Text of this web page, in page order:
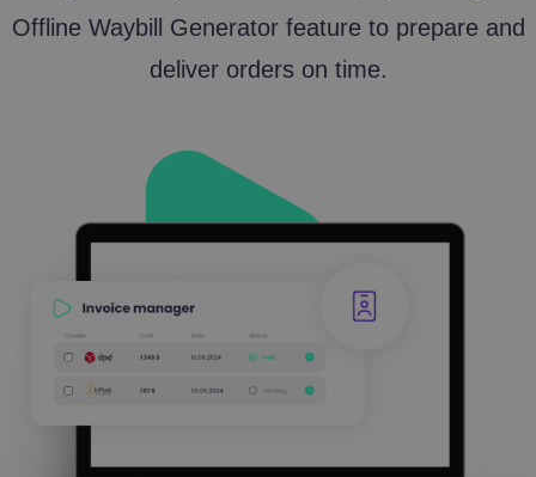
Offline Waybill Generator feature to prepare and
deliver orders on time.